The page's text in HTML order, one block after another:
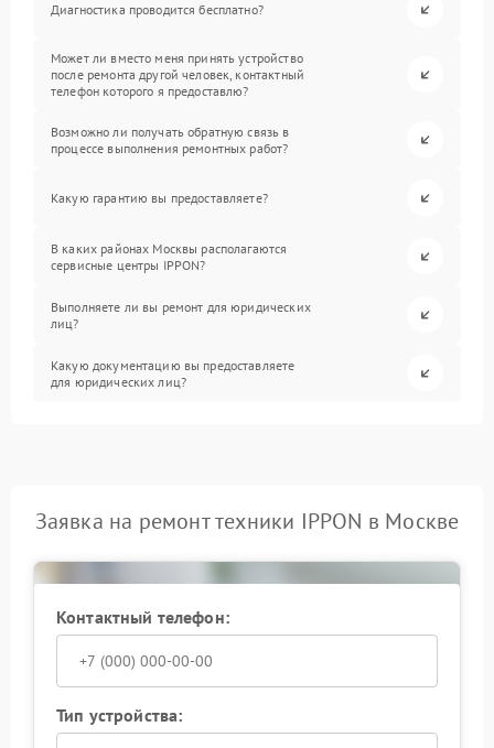
Диагностика проводится бесплатно?
Может ли вместо меня принять устройство
после ремонта другой человек, контактный
телефон которого я предоставлю?
Возможно ли получать обратную связь в
процессе выполнения ремонтных работ?
Какую гарантию вы предоставляете?
В каких районах Москвы располагаются
сервисные центры IPPON?
Выполняете ли вы ремонт для юридических
лиц?
Какую документацию вы предоставляете
для юридических лиц?
Заявка на ремонт техники IPPON в Москве
Контактный телефон:
Тип устройства: